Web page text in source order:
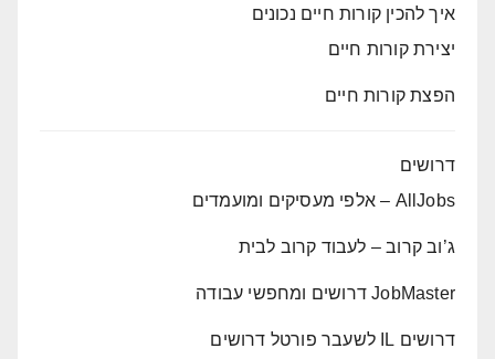
איך להכין קורות חיים נכונים
יצירת קורות חיים
הפצת קורות חיים
דרושים
AllJobs – אלפי מעסיקים ומועמדים
ג’וב קרוב – לעבוד קרוב לבית
JobMaster דרושים ומחפשי עבודה
דרושים IL לשעבר פורטל דרושים